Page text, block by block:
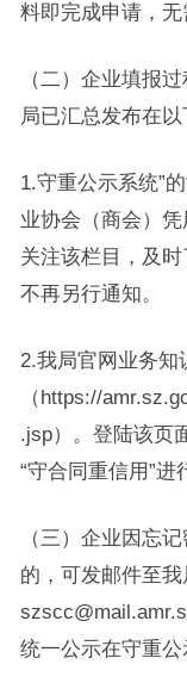
料即完成申请，无
（二）企业填报
局已汇总发布在以
1.守重公示系统”
业协会（商会）
关注该栏目，及
不再另行通知。
2.我局官网业务知
（https://
.jsp）。登陆该页
“守合同重信用”进
（三）企业因忘
的，可发邮件至
统一公示在守重公